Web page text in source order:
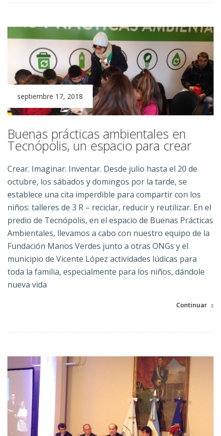
septiembre 17, 2018
Buenas prácticas ambientales en
Tecnópolis, un espacio para crear
Crear. Imaginar. Inventar. Desde julio hasta el 20 de
octubre, los sábados y domingos por la tarde, se
establece una cita imperdible para compartir con los
niños: talleres de 3 R – reciclar, reducir y reutilizar. En el
predio de Tecnópolis, en el espacio de Buenas Prácticas
Ambientales, llevamos a cabo con nuestro equipo de la
Fundación Manos Verdes junto a otras ONGs y el
municipio de Vicente López actividades lúdicas para
toda la familia, especialmente para los niños, dándole
nueva vida
Continuar